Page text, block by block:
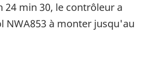
24 min 30, le contrôleur a
NWA853 à monter jusqu'au